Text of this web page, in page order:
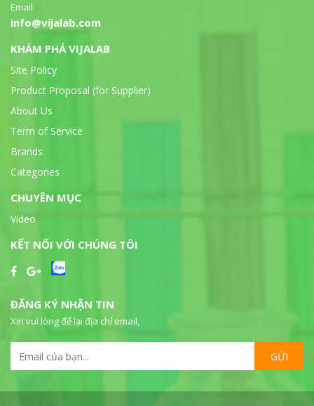
Email
info@vijalab.com
KHÁM PHÁ VIJALAB
Site Policy
Product Proposal (for Supplier)
About Us
Term of Service
Brands
Categories
CHUYÊN MỤC
Video
KẾT NỐI VỚI CHÚNG TÔI
ĐĂNG KÝ NHẬN TIN
Xin vui lòng để lại địa chỉ email,
GỬI